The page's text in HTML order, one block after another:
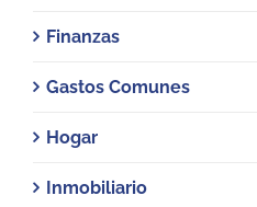
Finanzas
Gastos Comunes
Hogar
Inmobiliario